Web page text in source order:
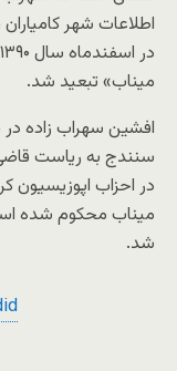
اطلاعات شهر
میناب» تبعید شد.
سنندج به ریاست
میناب محکوم شده
شد.